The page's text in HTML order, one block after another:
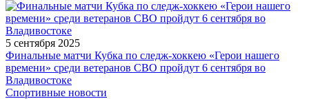
5 сентября 2025
Финальные матчи Кубка по следж-хоккею «Герои нашего
времени» среди ветеранов СВО пройдут 6 сентября во
Владивостоке
Спортивные новости